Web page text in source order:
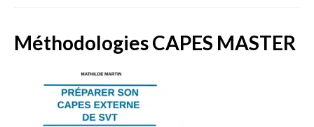
Méthodologies CAPES MASTER